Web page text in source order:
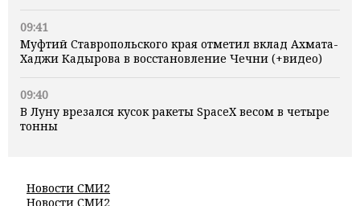
09:41
Муфтий Ставропольского края отметил вклад Ахмата-
Хаджи Кадырова в восстановление Чечни (+видео)
09:40
В Луну врезался кусок ракеты SpaceX весом в четыре
тонны
Новости СМИ2
Новости СМИ2